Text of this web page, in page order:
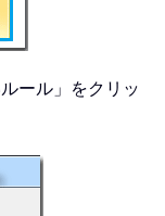
ール」をクリッ